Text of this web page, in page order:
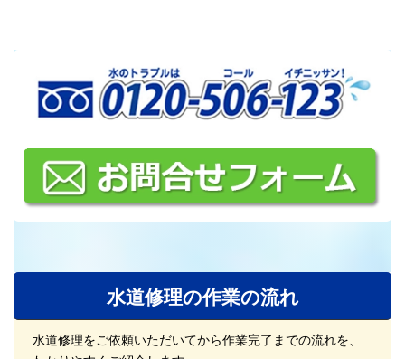
水道修理の作業の流れ
水道修理をご依頼いただいてから作業完了までの流れを、